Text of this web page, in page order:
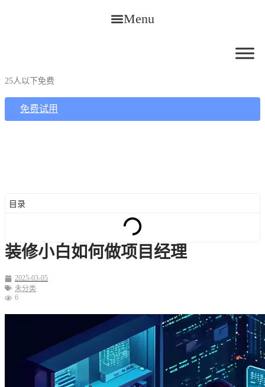
Menu
25人以下免费
免费试用
目录
装修小白如何做项目经理
2025-03-05
未分类
6